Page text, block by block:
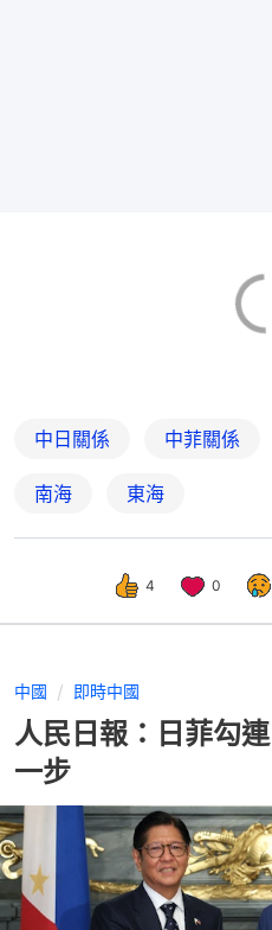
中日關係 中菲關係
南海 東海
4 0
中國 即時中國
人民日報：日菲勾
一步